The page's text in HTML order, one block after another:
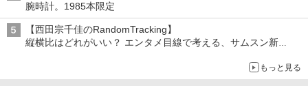
腕時計。1985本限定
【西田宗千佳のRandomTracking】
縦横比はどれがいい？ エンタメ目線で考える、サムスン新
もっと見る